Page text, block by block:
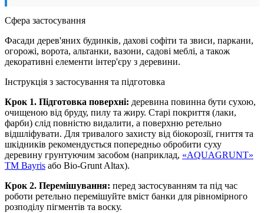
Сфера застосування
Фасади дерев'яних будинків, дахові софіти та звиси, паркани,
огорожі, ворота, альтанки, вазони, садові меблі, а також
декоративні елементи інтер'єру з деревини.
Інструкція з застосування та підготовка
Крок 1. Підготовка поверхні: деревина повинна бути сухою,
очищеною від бруду, пилу та жиру. Старі покриття (лаки,
фарби) слід повністю видалити, а поверхню ретельно
відшліфувати. Для тривалого захисту від біокорозії, гниття та
шкідників рекомендується попередньо обробити суху
деревину грунтуючим засобом (наприклад, «AQUAGRUNT»
TM Bayris або Bio-Grunt Altax).
Крок 2. Перемішування: перед застосуванням та під час
роботи ретельно перемішуйте вміст банки для рівномірного
розподілу пігментів та воску.